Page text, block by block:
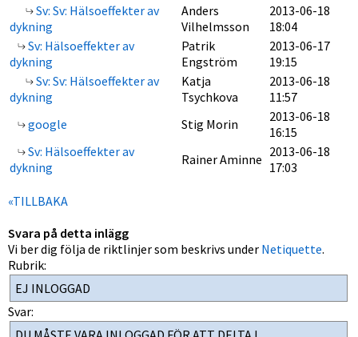
Sv: Sv: Hälsoeffekter av
dykning
Anders
Vilhelmsson
2013-06-18
18:04
Sv: Hälsoeffekter av
dykning
Patrik
Engström
2013-06-17
19:15
Sv: Sv: Hälsoeffekter av
dykning
Katja
Tsychkova
2013-06-18
11:57
google
Stig Morin
2013-06-18
16:15
Sv: Hälsoeffekter av
dykning
Rainer Aminne 2013-06-18
17:03
«TILLBAKA
Svara på detta inlägg
Vi ber dig följa de riktlinjer som beskrivs under Netiquette.
Rubrik:
Svar: